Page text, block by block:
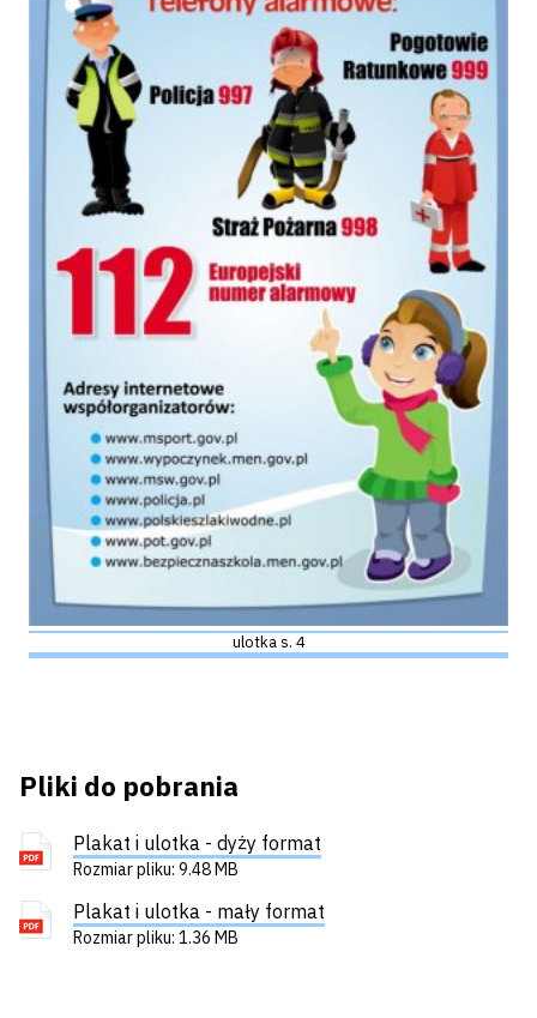
ulotka s. 4
Pliki do pobrania
Plakat i ulotka - dyży format
Rozmiar pliku: 9.48 MB
Plakat i ulotka - mały format
Rozmiar pliku: 1.36 MB